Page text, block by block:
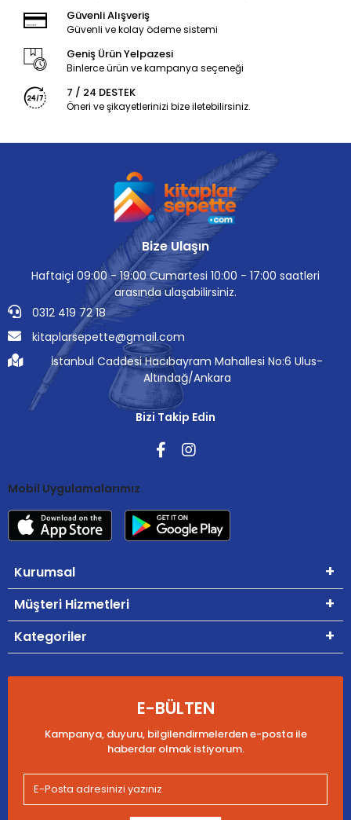
Güvenli Alışveriş
Güvenli ve kolay ödeme sistemi
Geniş Ürün Yelpazesi
Binlerce ürün ve kampanya seçeneği
7 / 24 DESTEK
Öneri ve şikayetlerinizi bize iletebilirsiniz.
Bize Ulaşın
Haftaiçi 09:00 - 19:00 Cumartesi 10:00 - 17:00 saatleri
arasında ulaşabilirsiniz.
0312 419 72 18
kitaplarsepette@gmail.com
İstanbul Caddesi Hacıbayram Mahallesi No:6 Ulus-
Altındağ/Ankara
Bizi Takip Edin
Mobil Uygulamalarımız
Kurumsal
Müşteri Hizmetleri
Kategoriler
E-BÜLTEN
Kampanya, duyuru, bilgilendirmelerden e-posta ile
haberdar olmak istiyorum.